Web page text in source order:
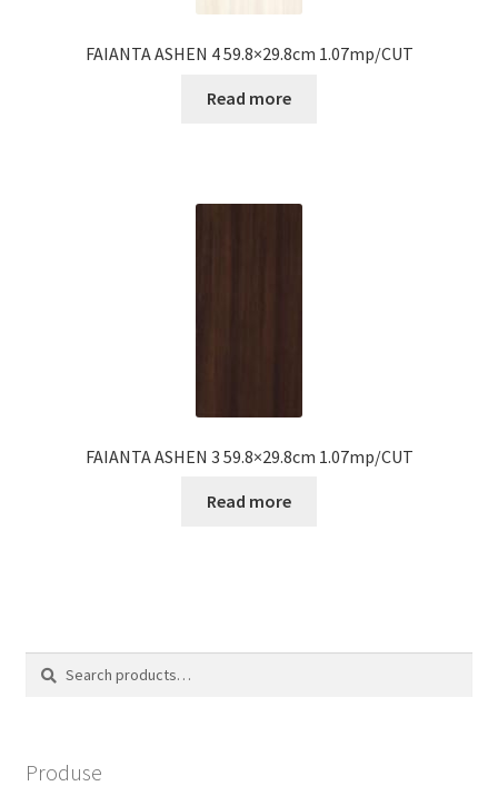
FAIANTA ASHEN 4 59.8×29.8cm 1.07mp/CUT
Read more
FAIANTA ASHEN 3 59.8×29.8cm 1.07mp/CUT
Read more
Search
Search
Produse